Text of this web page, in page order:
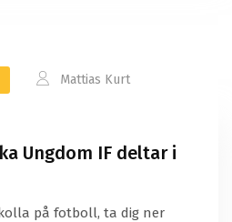
Mattias Kurt
Ungdom IF deltar i
på fotboll, ta dig ner